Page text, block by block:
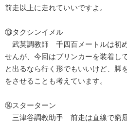
前走以上に走れていいですよ。
⑬タクシンイメル
武英調教師 千四百メートルは初
せんが、今回はブリンカーを装着し
と出るなら行く形でもいいけど、脚
をさせることも考えています。
⑭スターターン
三津谷調教助手 前走は直線で窮